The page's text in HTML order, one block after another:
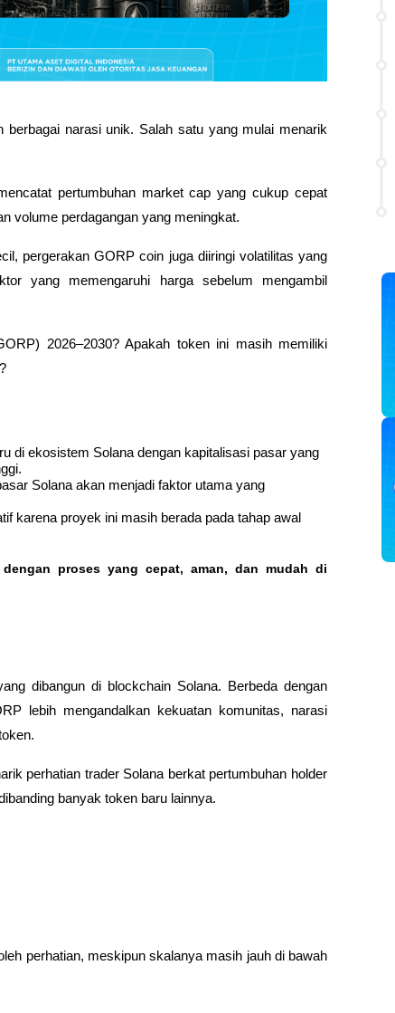
berbagai narasi unik. Salah satu yang mulai menarik
pertumbuhan market cap yang cukup cepat
volume perdagangan yang meningkat.
pergerakan GORP coin juga diiringi volatilitas yang
yang memengaruhi harga sebelum mengambil
2026–2030? Apakah token ini masih memiliki
di ekosistem Solana dengan kapitalisasi pasar yang
Solana akan menjadi faktor utama yang
karena proyek ini masih berada pada tahap awal
proses yang cepat, aman, dan mudah di
dibangun di blockchain Solana. Berbeda dengan
lebih mengandalkan kekuatan komunitas, narasi
perhatian trader Solana berkat pertumbuhan holder
banyak token baru lainnya.
perhatian, meskipun skalanya masih jauh di bawah